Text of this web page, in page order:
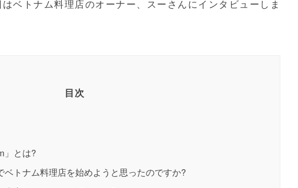
ベトナム料理店のオーナー、スー さんにインタビューしま
目次
」とは?
トナム料理店を始めようと思ったのですか?